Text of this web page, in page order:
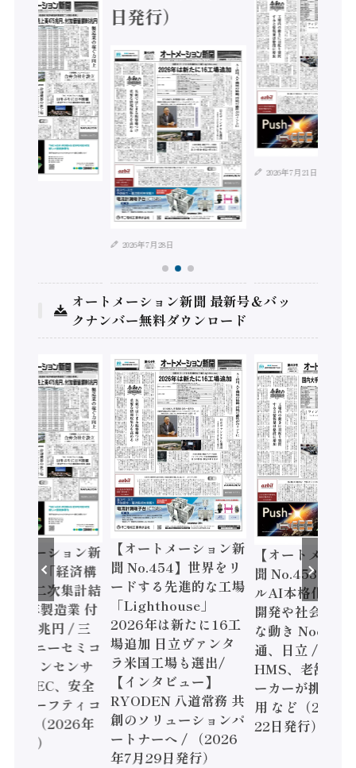
日発行）
2026年7月28日
2026年7月21日
オートメーション新聞 最新号＆バッ
クナンバー無料ダウンロード
ション新
「経済構
次集計結
製造業 付
兆円 / 三
ーセミコ
ンセンサ
、安全
フティコ
2026年
【オートメーション新
聞 No.454】世界をリ
ードする先進的な工場
「Lighthouse」
2026年は新たに16工
場追加 日立ヴァンタ
ラ米国工場も選出/
【インタビュー】
RYODEN 八道常務 共
創のソリューションパ
ートナーへ / （2026
年7月29日発行）
【オートメーション
聞 No.453】フィジカ
ルAI本格化へ 国産AI
開発や社会実装に活
な動き Noetra、富士
通、日立 / 兵神装備
HMS、老舗ポンプメ
ーカーが挑むデータ
用 など（2026年7月
22日発行）